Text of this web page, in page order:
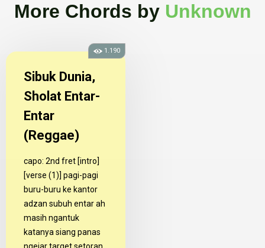
More Chords by Unknown
Sibuk Dunia,
Sholat Entar-
Entar
(Reggae)
capo: 2nd fret [intro]
[verse (1)] pagi-pagi
buru-buru ke kantor
adzan subuh entar ah
masih ngantuk
katanya siang panas
1.190